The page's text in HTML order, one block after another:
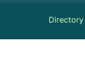
Directory